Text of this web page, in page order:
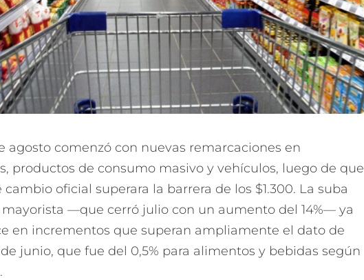
agosto comenzó con nuevas remarcaciones en
productos de consumo masivo y vehículos, luego de que
cambio oficial superara la barrera de los $1.300. La suba
—que cerró julio con un aumento del 14%— ya
en incrementos que superan ampliamente el dato de
junio, que fue del 0,5% para alimentos y bebidas según